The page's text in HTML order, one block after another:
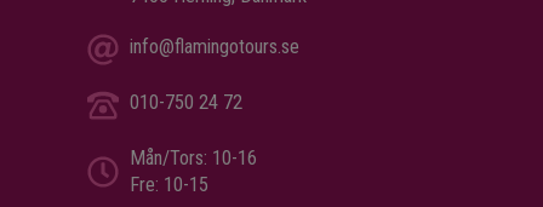
info@flamingotours.se
010-750 24 72
Mån/Tors: 10-16
Fre: 10-15